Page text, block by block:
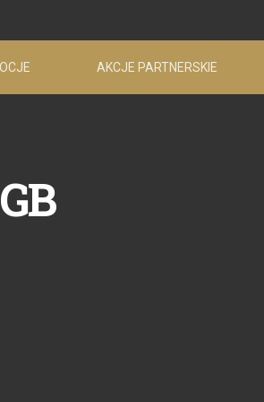
AKCJE PARTNERSKIE